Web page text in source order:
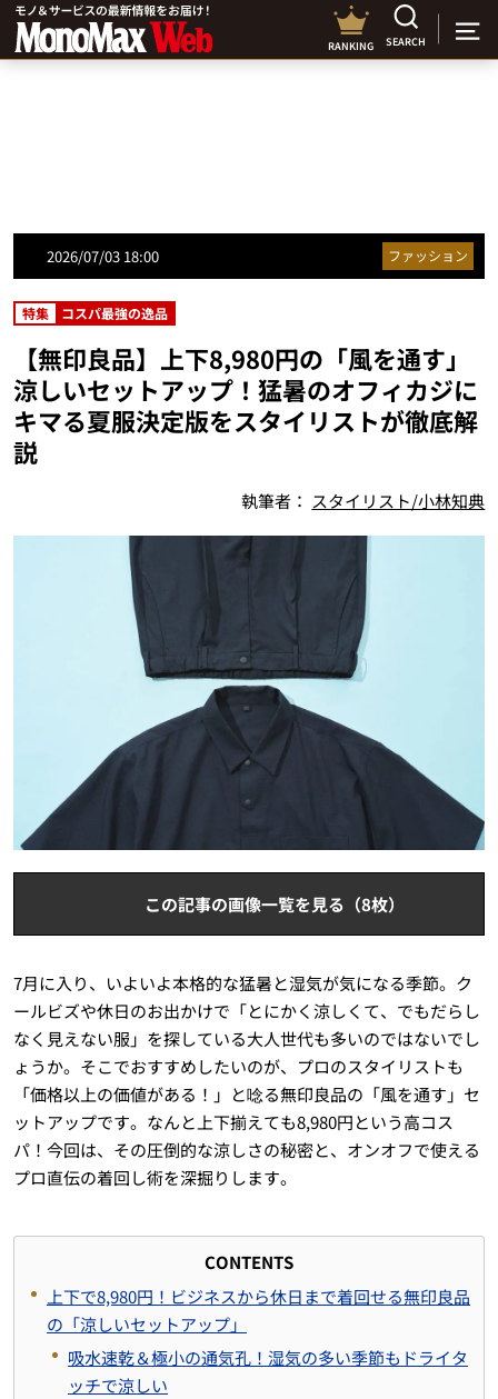
RANKING SEARCH
2026/07/03 18:00 ファッション
特集 コスパ最強の逸品
【無印良品】上下8,980円の「風を通す」
涼しいセットアップ！猛暑のオフィカジに
キマる夏服決定版をスタイリストが徹底解
説
執筆者： スタイリスト/小林知典
この記事の画像一覧を見る（8枚）
7月に入り、いよいよ本格的な猛暑と湿気が気になる季節。ク
ールビズや休日のお出かけで「とにかく涼しくて、でもだらし
なく見えない服」を探している大人世代も多いのではないでし
ょうか。そこでおすすめしたいのが、プロのスタイリストも
「価格以上の価値がある！」と唸る無印良品の「風を通す」セ
ットアップです。なんと上下揃えても8,980円という高コス
パ！今回は、その圧倒的な涼しさの秘密と、オンオフで使える
プロ直伝の着回し術を深掘りします。
CONTENTS
上下で8,980円！ビジネスから休日まで着回せる無印良品
の「涼しいセットアップ」
吸水速乾＆極小の通気孔！湿気の多い季節もドライタ
ッチで涼しい